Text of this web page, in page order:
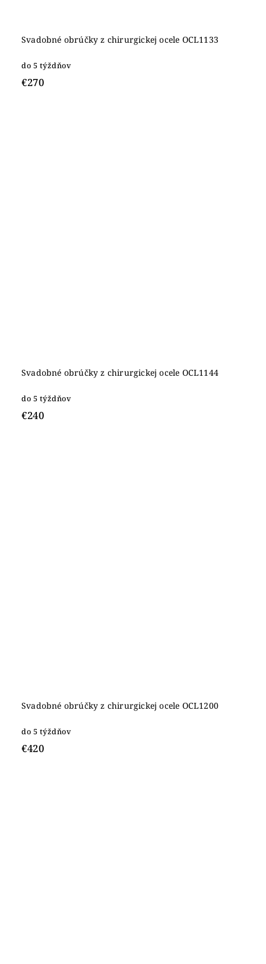
Svadobné obrúčky z chirurgickej ocele OCL1133
do 5 týždňov
€270
Svadobné obrúčky z chirurgickej ocele OCL1144
do 5 týždňov
€240
Svadobné obrúčky z chirurgickej ocele OCL1200
do 5 týždňov
€420